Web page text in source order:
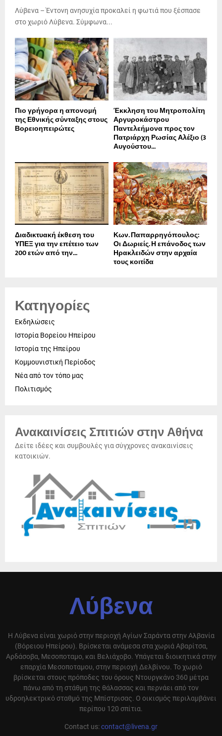
Λύβενα – Έντονη ανησυχία προκαλεί η φωτιά που ξέσπασε
στο χωριό Λύβενα. Σύμφωνα...
Πιο γρήγορα η απονοµή
της Εθνικής σύνταξης στους
Βορειοηπειρώτες
Έκκληση του Μητροπολίτη
Αργυροκάστρου
Παντελεήμονα προς τον
Πατριάρχη Ρωσίας Αλέξιο (3
Αυγούστου...
Διαδικτυακή έκθεση του
ΥΠΕΞ για την επέτειο των
200 ετών από την...
Κων. Παπαρρηγόπουλος:
Οι Δωριείς. Η επάνοδος των
Ηρακλειδών στην αρχαία
τους κοιτίδα
Κατηγορίες
Εκδηλώσεις
Ιστορία Βορείου Ηπείρου
Ιστορία της Ηπείρου
Κομμουνιστική Περίοδος
Νέα από τον τόπο μας
Πολιτισμός
Ανακαινίσεις Σπιτιών στην Αθήνα
Δείτε ιδέες και συμβουλές για σύγχρονες ανακαινίσεις
κατοικιών.
Λύβενα
Η Λύβενα είναι χωριό στην περιοχή Αγίων Σαράντα στην Αλβανία
(Βόρειου Ηπείρου). Βρίσκεται ανάμεσα στα χωριά Αβαρίτσα,
Αρδάσοβα, Μεσοποταμο, και Βελιάχοβο. Υπάγεται διοικητικά στην
επαρχία Μεσοποταμου, στην περιοχή Δελβίνου. Το χωριό
βρίσκεται στους πρόποδες του όρους Ντουργκάνο 360 μέτρα
πάνω από τη στάθμη της θάλασσας και περνάει από τον
υδροηλεκτρικό σταθμό της Μπίστρισας. Ο οικισμός περιλαμβάνει
περίπου 120 σπίτια.
Contact us:contact@livena.gr